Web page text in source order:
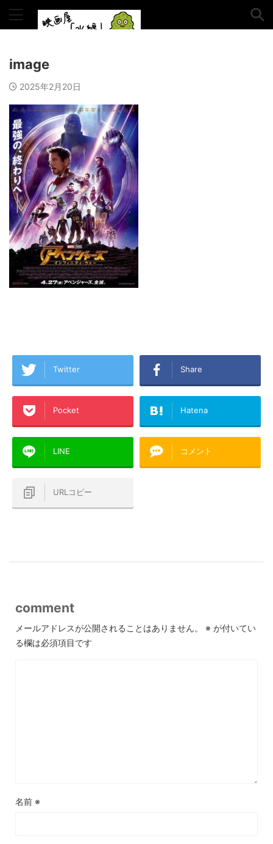
image
2025年2月20日
Twitter Share
Pocket Hatena
LINE コメント
URLコピー
comment
メールアドレスが公開されることはありません。 ※ が付いてい
る欄は必須項目です
名前 ※